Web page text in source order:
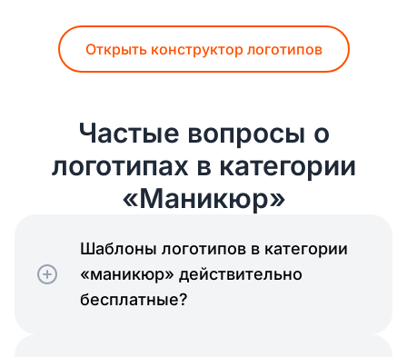
Открыть конструктор логотипов
Частые вопросы о
логотипах в категории
«Маникюр»
Шаблоны логотипов в категории
«маникюр» действительно
бесплатные?